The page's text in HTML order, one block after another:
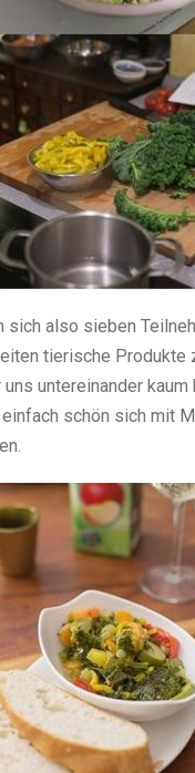
also sieben
tierische
untereinander
schön sich mit